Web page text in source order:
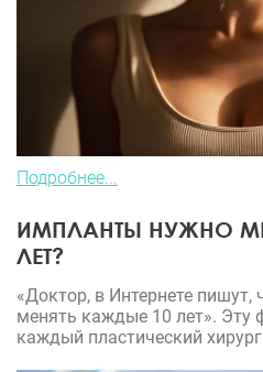
Подробнее...
ИМПЛАНТЫ НУЖНО
ЛЕТ?
«Доктор, в Интернете
менять каждые 10 лет». Эту
каждый пластический